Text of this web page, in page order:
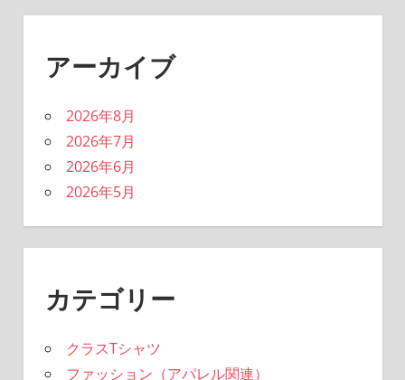
アーカイブ
2026年8月
2026年7月
2026年6月
2026年5月
カテゴリー
クラスTシャツ
ファッション（アパレル関連）